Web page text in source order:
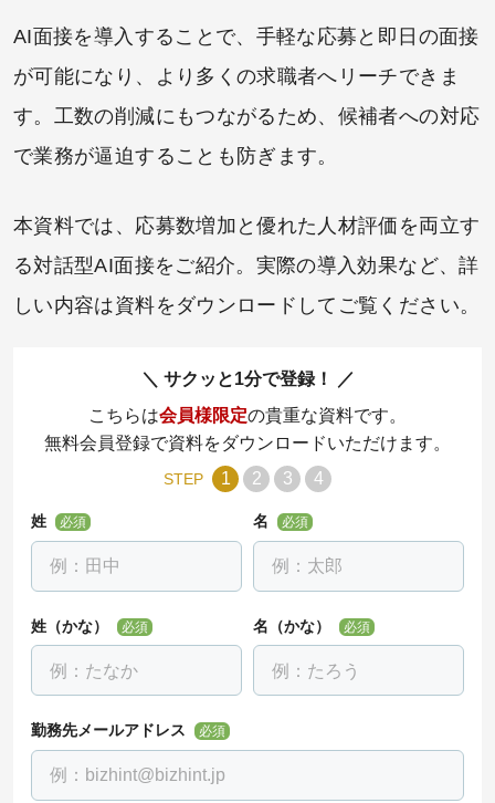
AI面接を導入することで、手軽な応募と即日の面接
が可能になり、より多くの求職者へリーチできま
す。工数の削減にもつながるため、候補者への対応
で業務が逼迫することも防ぎます。
本資料では、応募数増加と優れた人材評価を両立す
る対話型AI面接をご紹介。実際の導入効果など、詳
しい内容は資料をダウンロードしてご覧ください。
サクッと1分で登録！
こちらは会員様限定の貴重な資料です。
無料会員登録で資料をダウンロードいただけます。
STEP 1 2 3 4
姓 必須 名 必須
姓（かな） 必須 名（かな） 必須
勤務先メールアドレス 必須